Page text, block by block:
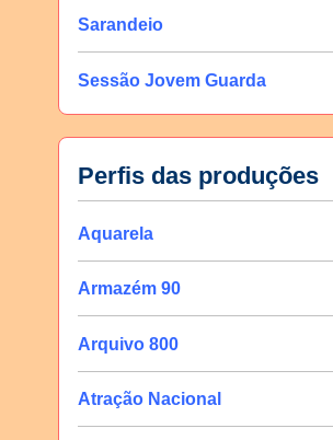
Sarandeio
Sessão Jovem Guarda
Perfis das produções
Aquarela
Armazém 90
Arquivo 800
Atração Nacional